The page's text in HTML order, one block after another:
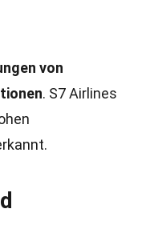
von
. S7 Airlines